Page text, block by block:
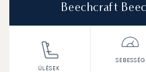
Beechcraft